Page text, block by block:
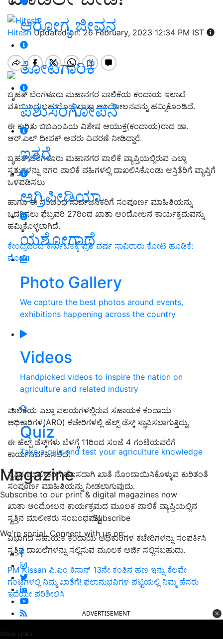
ಆರೋಗ್ಯ ಜೀವನ
ತೋಟಗಾರಿಕೆ
ಪಶುಸಂಗೋಪನೆ
ಇತರೆ
ಅಗ್ರಿಪೀಡಿಯಾ
ಯಶೋಗಾಥೆ
Photo Gallery
We capture the best photos around events,
exhibitions happening across the country
Videos
Handpicked videos to inspire the nation on
agriculture and related industry
Quiz
Take a quiz and test your agriculture knowledge
Magazine
Subscribe to our print & digital magazines now
Subscribe
We're social. Connect with us on:
More Links
Hitesh Updated on: 26 February, 2023 12:34 PM IST
ಬೃಹತ್ ಬೆಂಗಳೂರು ಮಹಾನಗರ ಪಾಲಿಕೆಯ ಕಂದಾಯ ಇಲಾಖೆ
ವತಿಯಿಂದ ಬಹುದೊಡ್ಡ ಖಾತಾ ಆಂದೋಲನವನ್ನು ಹಮ್ಮಿಕೊಂಡಿದೆ.
ಈ ಕುರಿತು ಬಿಬಿಎಂಪಿಯ ವಿಶೇಷ ಆಯುಕ್ತ(ಕಂದಾಯ)ರಾದ ಡಾ.
ಆರ್.ಎಲ್ ದೀಪಕ್ ಅವರು ವಿವರಣೆ ನೀಡಿದ್ದಾರೆ.
ಬೃಹತ್ ಬೆಂಗಳೂರು ಮಹಾನಗರ ಪಾಲಿಕೆ ವ್ಯಾಪ್ತಿಯಲ್ಲಿರುವ ಎಲ್ಲಾ
ಸ್ವತ್ತುಗಳನ್ನು ನಗರ ಪಾಲಿಕೆ ವಹಿಗಳಲ್ಲಿ ದಾಖಲಿಸಿಕೊಂಡು ಆಸ್ತಿತೆರಿಗೆ ವ್ಯಾಪ್ತಿಗೆ
ಒಳಪಡಿಸಲು
ಹಾಗೂ ಈ ಸಂಬಂಧ ಸಾರ್ವಜನಿಕರಿಗೆ ಸಂಪೂರ್ಣ ಮಾಹಿತಿಯನ್ನು
ಒದಗಿಸಲು ಫೆಬ್ರವರಿ 27ರಿಂದ ಖಾತಾ ಆಂದೋಲನ ಕಾರ್ಯಕ್ರಮವನ್ನು
ಹಮ್ಮಿಕೊಳ್ಳಲಾಗಿದೆ.
ಕೇಂದ್ರದಿಂದ ಕರ್ನಾಟಕಕ್ಕೆ ಪ್ರತಿ ವರ್ಷ ಸಾವಿರಾರು ಕೋಟಿ ಹೂಡಿಕೆ:
ಮೋದಿ
ಪಾಲಿಕೆಯ ಎಲ್ಲಾ ವಲಯಗಳಲ್ಲಿರುವ ಸಹಾಯಕ ಕಂದಾಯ
ಅಧಿಕಾರಿಗಳ(ARO) ಕಚೇರಿಗಳಲ್ಲಿ ಹೆಲ್ಪ್ ಡೆಸ್ಕ್ ಸ್ಥಾಪಿಸಲಾಗುತ್ತಿದ್ದು,
ಈ ಹೆಲ್ಪ್ ಡೆಸ್ಕ್‌ಗಳು ಬೆಳಗ್ಗೆ 11ರಿಂದ ಸಂಜೆ 4 ಗಂಟೆಯವರೆಗೆ
ಕಾರ್ಯನಿರ್ವಹಿಸಲಿದೆ.
ಸ್ವತ್ತಿನ ಮಾಲೀಕರಿಗೆ ಹೊಸದಾಗಿ ಖಾತೆ ನೊಂದಾಯಿಸಿಕೊಳ್ಳುವ ಕುರಿತಂತೆ
ಸಂಪೂರ್ಣ ಮಾಹಿತಿಯನ್ನು ನೀಡಲಾಗುವುದು.
ಖಾತಾ ಆಂದೋಲನ ಕಾರ್ಯಕ್ರಮದ ಮೂಲಕ ಪಾಲಿಕೆ ವ್ಯಾಪ್ತಿಯಲ್ಲಿನ
ಸ್ವತ್ತಿನ ಮಾಲೀಕರು ಸಂಬಂಧಪಟ್ಟ
ವಿಭಾಗದ ಸಹಾಯಕ ಕಂದಾಯ ಅಧಿಕಾರಿಗಳ ಕಚೇರಿಗಳನ್ನು ಸಂಪರ್ಕಿಸಿ
ಸ್ವತ್ತಿನ ದಾಖಲೆಗಳನ್ನು ಸಲ್ಲಿಸುವ ಮೂಲಕ ಅರ್ಜಿ ಸಲ್ಲಿಸಬಹುದು.
PM Kissan ಪಿ.ಎಂ ಕಿಸಾನ್‌ 13ನೇ ಕಂತಿನ ಹಣ ಇನ್ನು ಕೆಲವೇ
ಗಂಟೆಗಳಲ್ಲಿ ನಿಮ್ಮ ಖಾತೆಗೆ! ಫಲಾನುಭವಿಗಳ ಪಟ್ಟಿಯಲ್ಲಿ ನಿಮ್ಮ ಹೆಸರು
ಇದೆಯೇ ಪರಿಶೀಲಿಸಿ
ADVERTISEMENT